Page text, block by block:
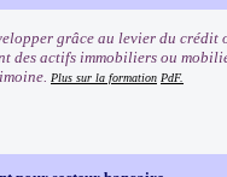
grâce au levier du
des actifs immobiliers ou
Plus sur la formation PdF.